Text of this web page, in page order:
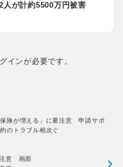
が計約5500万円被害
インが必要です。
保険が増える」に要注意 申請サポ
のトラブル相次ぐ
注意 画面